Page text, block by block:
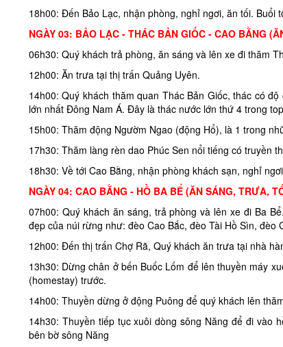
18h00: Đến Bảo Lạc, nhận phòng, nghỉ ngơi, ăn tối. Buổi
NGÀY 03: BẢO LẠC - THÁC BẢN GIỐC - CAO BẰNG
06h30: Quý khách trả phòng, ăn sáng và lên xe đi thăm
12h00: Ăn trưa tại thị trấn Quảng Uyên.
14h00: Quý khách thăm quan Thác Bản Giốc, thác có
lớn nhất Đông Nam Á. Đây là thác nước lớn thứ 4 trong
15h00: Thăm động Ngườm Ngao (động Hổ), là 1 trong
17h30: Thăm làng rèn dao Phúc Sen nổi tiếng có truyền
18h30: Về tới Cao Bằng, nhận phòng khách sạn, nghỉ
NGÀY 04: CAO BẰNG - HỒ BA BỂ (ĂN SÁNG, TRƯA,
07h00: Quý khách ăn sáng, trả phòng và lên xe đi Ba
đẹp của núi rừng như: đèo Cao Bắc, đèo Tài Hồ Sìn, đèo
12h00: Đến thị trấn Chợ Rã, Quý khách ăn trưa tại nhà
13h30: Dừng chân ở bến Buốc Lốm để lên thuyền máy
(homestay) trước.
14h00: Thuyền dừng ở động Puông để quý khách lên
14h30: Thuyền tiếp tục xuôi dòng sông Năng để đi vào
bên bờ sông Năng